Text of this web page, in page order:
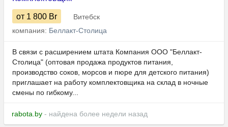
от 1 800 Br
Витебск
компания: Беллакт-Столица
В связи с расширением штата Компания ООО "Беллакт-
Столица" (оптовая продажа продуктов питания,
производство соков, морсов и пюре для детского питания)
приглашает на работу комплектовщика на склад в ночные
смены по гибкому...
rabota.by - найдена более недели назад